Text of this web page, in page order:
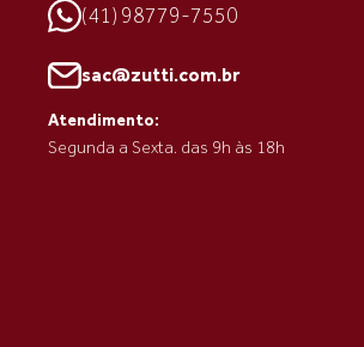
(41) 98779-7550
sac@zutti.com.br
Atendimento:
Segunda a Sexta. das 9h às 18h